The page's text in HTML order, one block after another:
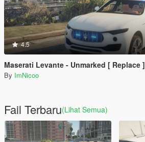
4.5
Maserati Levante - Unmarked [ Replace ]
By ImNicoo
Fail Terbaru(Lihat Semua)